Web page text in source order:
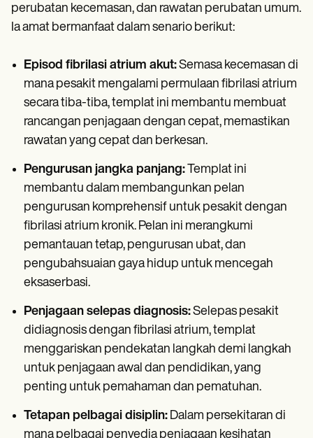
perubatan kecemasan, dan rawatan perubatan umum.
Ia amat bermanfaat dalam senario berikut:
Episod fibrilasi atrium akut:Semasa kecemasan di
mana pesakit mengalami permulaan fibrilasi atrium
secara tiba-tiba, templat ini membantu membuat
rancangan penjagaan dengan cepat, memastikan
rawatan yang cepat dan berkesan.
Pengurusan jangka panjang:Templat ini
membantu dalam membangunkan pelan
pengurusan komprehensif untuk pesakit dengan
fibrilasi atrium kronik. Pelan ini merangkumi
pemantauan tetap, pengurusan ubat, dan
pengubahsuaian gaya hidup untuk mencegah
eksaserbasi.
Penjagaan selepas diagnosis:Selepas pesakit
didiagnosis dengan fibrilasi atrium, templat
menggariskan pendekatan langkah demi langkah
untuk penjagaan awal dan pendidikan, yang
penting untuk pemahaman dan pematuhan.
Tetapan pelbagai disiplin: Dalam persekitaran di
mana pelbagai penyedia penjagaan kesihatan